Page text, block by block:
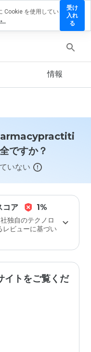
情報
ですか？
いない
コア 1%
独自のテクノロ
レビューに基づい
イトをご覧くだ
Cookie を使用してい
受け
入れ
る